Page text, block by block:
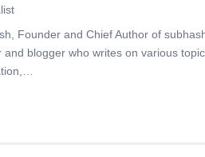
Founder and Chief Author of
and blogger who writes on various